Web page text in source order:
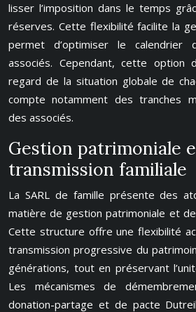
lisser l’imposition dans le temps
réserves. Cette flexibilité facilite la
permet d’optimiser le calendrier
associés. Cependant, cette option
regard de la situation globale de
compte notamment des tranches
des associés.
Gestion patrimoniale
transmission familiale
La SARL de famille présente des
matière de gestion patrimoniale et
Cette structure offre une flexibilité
transmission progressive du
générations, tout en préservant
Les mécanismes de
donation-partage et de pacte